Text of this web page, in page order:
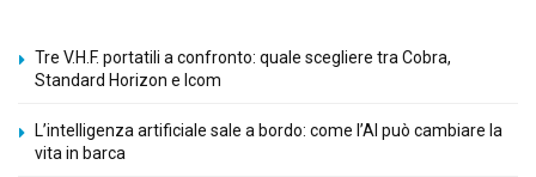
Tre V.H.F. portatili a confronto: quale scegliere tra Cobra,
Standard Horizon e Icom
L’intelligenza artificiale sale a bordo: come l’AI può cambiare la
vita in barca